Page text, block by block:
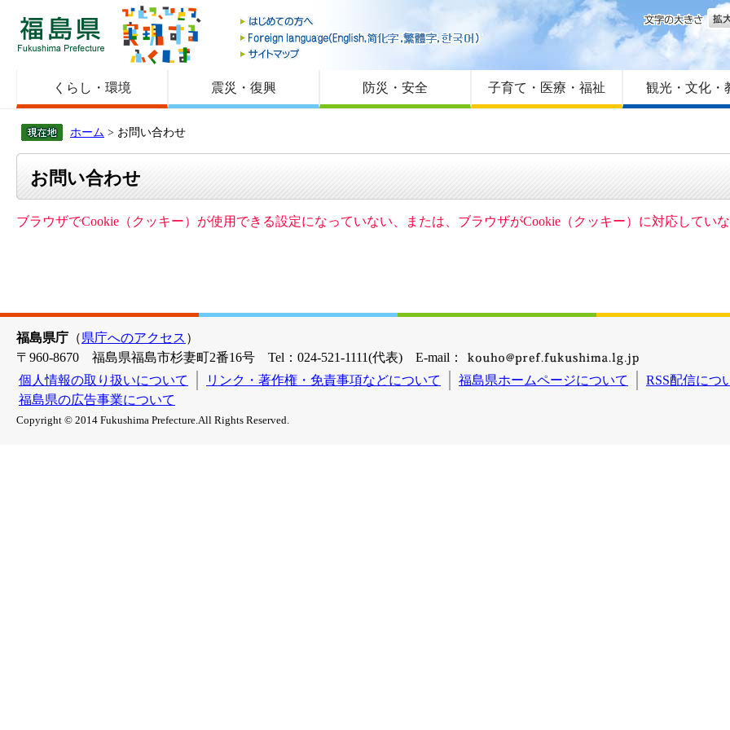
福島県
はじめての方へ
Foreign language
サイトマップ
文字
くらし・環境 震災・復興 防災・安全 子育て・医療・福祉 観光・文化・
ホーム > お問い合わせ
お問い合わせ
ブラウザでCookie（クッキー）が使用できる設定になっていない、または、ブラウザがCookie（クッキー）に対応してい
福島県庁 （県庁へのアクセス ）
〒960-8670 福島県福島市杉妻町2番16号 Tel：024-521-1111(代表) E-mail：
個人情報の取り扱いについて
リンク・著作権・免責事項などについて 福島県ホームページについて
RSS配信につ
福島県の広告事業について
Copyright © 2014 Fukushima Prefecture.All Rights Reserved.